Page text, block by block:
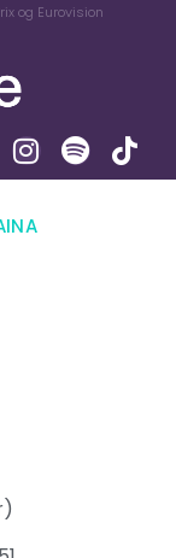
og Eurovision